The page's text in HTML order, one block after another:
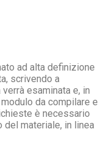
ad alta definizione
scrivendo a
esaminata e, in
da compilare e
è necessario
materiale, in linea